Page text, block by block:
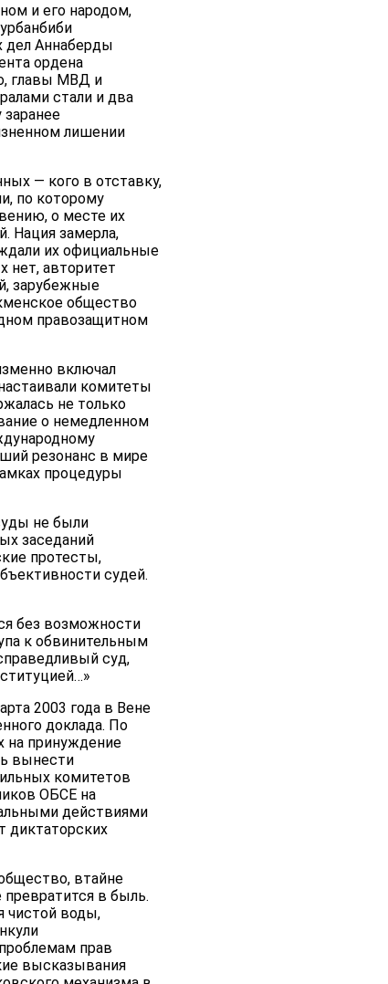
и его народом,
дел Аннаберды
ордена
главы МВД и
стали и два
лишении
— кого в отставку,
по которому
о месте их
Нация замерла,
их официальные
нет, авторитет
зарубежные
общество
правозащитном
включал
комитеты
не только
о немедленном
резонанс в мире
процедуры
не были
заседаний
протесты,
судей.
без возможности
к обвинительным
суд,
2003 года в Вене
доклада. По
на принуждение
вынести
комитетов
ОБСЕ на
действиями
диктаторских
втайне
в быль.
чистой воды,
прав
высказывания